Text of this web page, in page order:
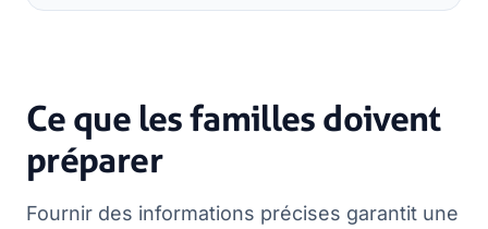
Ce que les familles doivent
préparer
Fournir des informations précises garantit une